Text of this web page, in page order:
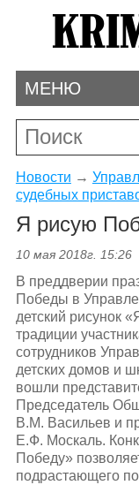
МЕНЮ
Новости →
судебных
Я рисую
10 мая 2018г. 15:26
В преддверии
Победы в
детский рисунок
традиции
сотрудников
детских домов и
вошли
Председатель
В.М. Васильев и
Е.Ф. Москаль.
Победу»
подрастающего